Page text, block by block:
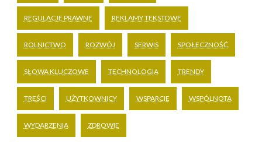
REGULACJE PRAWNE REKLAMY TEKSTOWE
ROLNICTWO ROZWÓJ SERWIS SPOŁECZNOŚĆ
SŁOWA KLUCZOWE TECHNOLOGIA TRENDY
TREŚCI UŻYTKOWNICY WSPARCIE WSPÓLNOTA
WYDARZENIA ZDROWIE